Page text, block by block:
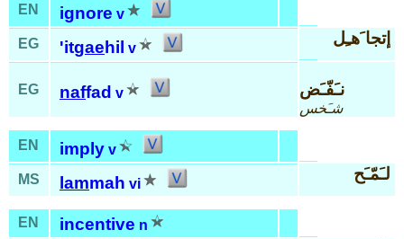
EN ignore v
EG
'itgaehil v
إتجا َهـِل
EG naffad v نـَفّـَض
شـَخس
EN imply v
MS
lammah vi
لـَمّـَح
EN incentive n